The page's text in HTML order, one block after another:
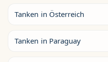
Tanken in Österreich
Tanken in Paraguay